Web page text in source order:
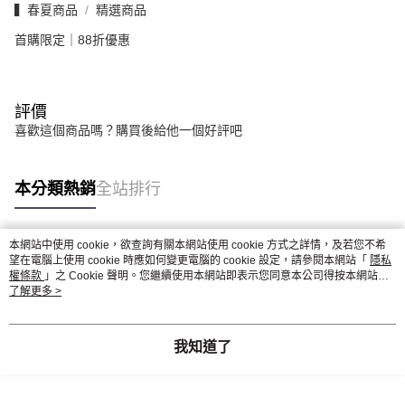
▍春夏商品 精選商品
首購限定｜88折優惠
評價
喜歡這個商品嗎？購買後給他一個好評吧
本分類熱銷全站排行
熱門標籤
本網站中使用 cookie，欲查詢有關本網站使用 cookie 方式之詳情，及若您不希
望在電腦上使用 cookie 時應如何變更電腦的 cookie 設定，請參閱本網站「 隱私
權條款 」之 Cookie 聲明。您繼續使用本網站即表示您同意本公司得按本網站使
用條款之 Cookie 聲明使用 cookie。
了解更多 >
我知道了